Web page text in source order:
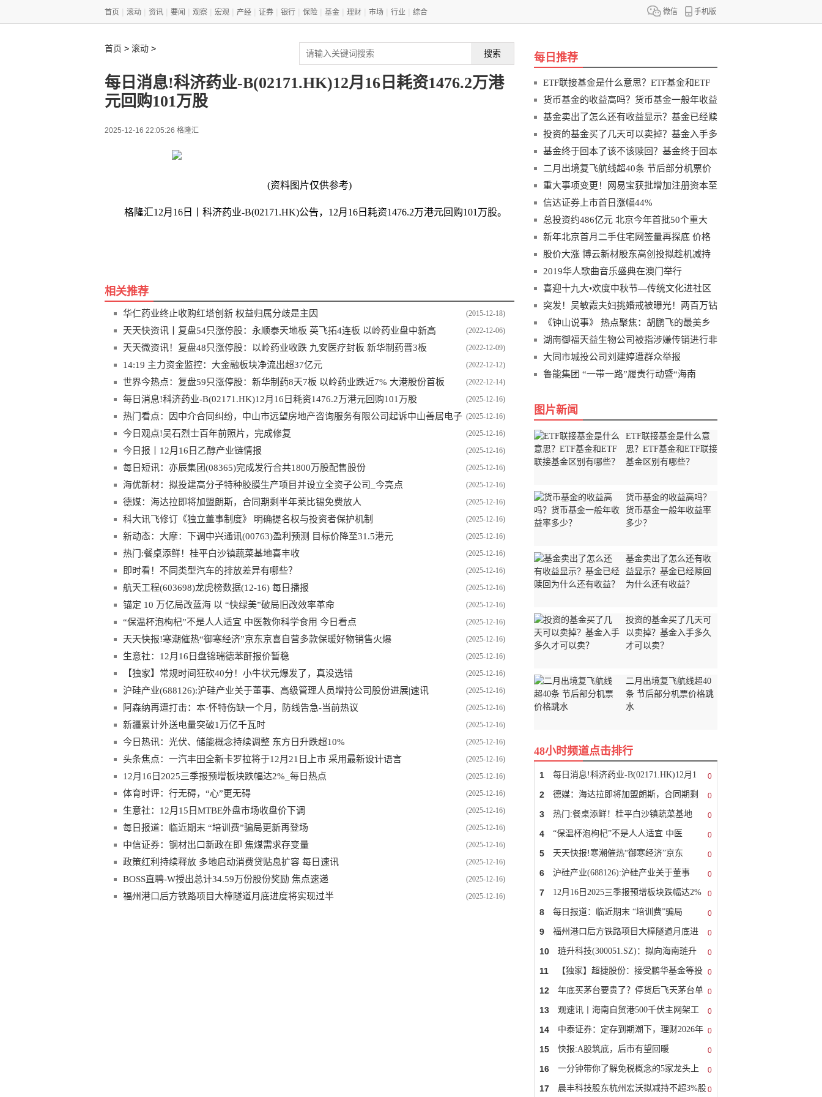
微信 手机版
首页 滚动 资讯 要闻 观察 宏观 产经 证券 银行 保险 基金 理财 市场 行业 综合
首页 > 滚动 > 搜索
每日消息!科济药业-B(02171.HK)12月16日耗资1476.2万港
元回购101万股
2025-12-16 22:05:26 格隆汇
(资料图片仅供参考)
格隆汇12月16日丨科济药业-B(02171.HK)公告，12月16日耗资1476.2万港元回购101万股。
相关推荐
(2015-12-18)
华仁药业终止收购红塔创新 权益归属分歧是主因
(2022-12-06)
天天快资讯丨复盘54只涨停股：永顺泰天地板 英飞拓4连板 以岭药业盘中新高
(2022-12-09)
天天微资讯！复盘48只涨停股：以岭药业收跌 九安医疗封板 新华制药晋3板
(2022-12-12)
14:19 主力资金监控：大金融板块净流出超37亿元
(2022-12-14)
世界今热点：复盘59只涨停股：新华制药8天7板 以岭药业跌近7% 大港股份首板
(2025-12-16)
每日消息!科济药业-B(02171.HK)12月16日耗资1476.2万港元回购101万股
(2025-12-16)
热门看点：因中介合同纠纷，中山市远望房地产咨询服务有限公司起诉中山善居电子
商务有限公司等
(2025-12-16)
今日观点!吴石烈士百年前照片，完成修复
(2025-12-16)
今日报丨12月16日乙醇产业链情报
(2025-12-16)
每日短讯：亦辰集团(08365)完成发行合共1800万股配售股份
(2025-12-16)
海优新材：拟投建高分子特种胶膜生产项目并设立全资子公司_今亮点
(2025-12-16)
德媒：海达拉即将加盟朗斯，合同期剩半年莱比锡免费放人
(2025-12-16)
科大讯飞修订《独立董事制度》 明确提名权与投资者保护机制
(2025-12-16)
新动态：大摩：下调中兴通讯(00763)盈利预测 目标价降至31.5港元
(2025-12-16)
热门:餐桌添鲜！桂平白沙镇蔬菜基地喜丰收
(2025-12-16)
即时看！不同类型汽车的排放差异有哪些？
(2025-12-16)
航天工程(603698)龙虎榜数据(12-16) 每日播报
(2025-12-16)
锚定 10 万亿局改蓝海 以 “快绿美”破局旧改效率革命
(2025-12-16)
“保温杯泡枸杞”不是人人适宜 中医教你科学食用 今日看点
(2025-12-16)
天天快报!寒潮催热“御寒经济”京东京喜自营多款保暖好物销售火爆
(2025-12-16)
生意社：12月16日盘锦瑞德苯酐报价暂稳
(2025-12-16)
【独家】常规时间狂砍40分！小牛状元爆发了，真没选错
(2025-12-16)
沪硅产业(688126):沪硅产业关于董事、高级管理人员增持公司股份进展|速讯
(2025-12-16)
阿森纳再遭打击：本·怀特伤缺一个月，防线告急-当前热议
(2025-12-16)
新疆累计外送电量突破1万亿千瓦时
(2025-12-16)
今日热讯：光伏、储能概念持续调整 东方日升跌超10%
(2025-12-16)
头条焦点：一汽丰田全新卡罗拉将于12月21日上市 采用最新设计语言
(2025-12-16)
12月16日2025三季报预增板块跌幅达2%_每日热点
(2025-12-16)
体育时评：行无碍，“心”更无碍
(2025-12-16)
生意社：12月15日MTBE外盘市场收盘价下调
(2025-12-16)
每日报道：临近期末 “培训费”骗局更新再登场
(2025-12-16)
中信证券：钢材出口新政在即 焦煤需求存变量
(2025-12-16)
政策红利持续释放 多地启动消费贷贴息扩容 每日速讯
(2025-12-16)
BOSS直聘-W授出总计34.59万份股份奖励 焦点速递
(2025-12-16)
福州港口后方铁路项目大樟隧道月底进度将实现过半
每日推荐
ETF联接基金是什么意思？ETF基金和ETF
联
货币基金的收益高吗？货币基金一般年收益
基金卖出了怎么还有收益显示？基金已经赎
投资的基金买了几天可以卖掉？基金入手多
基金终于回本了该不该赎回？基金终于回本
二月出境复飞航线超40条 节后部分机票价
重大事项变更！网易宝获批增加注册资本至
信达证券上市首日涨幅44%
总投资约486亿元 北京今年首批50个重大
新年北京首月二手住宅网签量再探底 价格
股价大涨 博云新材股东高创投拟趁机减持
2019华人歌曲音乐盛典在澳门举行
喜迎十九大•欢度中秋节—传统文化进社区
突发！吴敏霞夫妇挑婚戒被曝光！两百万钻
《钟山说事》 热点聚焦：胡鹏飞的最美乡
湖南御福天益生物公司被指涉嫌传销进行非
大同市城投公司刘建婷遭群众举报
鲁能集团 “一带一路”履责行动暨“海南
图片新闻
ETF联接基金是什么意
思？ETF基金和ETF联接
基金区别有哪些？
货币基金的收益高吗？
货币基金一般年收益率
多少？
基金卖出了怎么还有收
益显示？基金已经赎回
为什么还有收益？
投资的基金买了几天可
以卖掉？基金入手多久
才可以卖？
二月出境复飞航线超40
条 节后部分机票价格跳
水
48小时频道点击排行
0
1 每日消息!科济药业-B(02171.HK)12月1
0
2 德媒：海达拉即将加盟朗斯，合同期剩
0
3 热门:餐桌添鲜！桂平白沙镇蔬菜基地
0
4 “保温杯泡枸杞”不是人人适宜 中医
0
5 天天快报!寒潮催热“御寒经济”京东
0
6 沪硅产业(688126):沪硅产业关于董事
0
7 12月16日2025三季报预增板块跌幅达2%
0
8 每日报道：临近期末 “培训费”骗局
0
9 福州港口后方铁路项目大樟隧道月底进
0
10 琏升科技(300051.SZ)：拟向海南琏升
0
11 【独家】超捷股份：接受鹏华基金等投
0
12 年底买茅台要贵了？停货后飞天茅台单
0
13 观速讯丨海南自贸港500千伏主网架工
0
14 中泰证券：定存到期潮下，理财2026年
0
15 快报:A股筑底，后市有望回暖
0
16 一分钟带你了解免税概念的5家龙头上
0
17 晨丰科技股东杭州宏沃拟减持不超3%股